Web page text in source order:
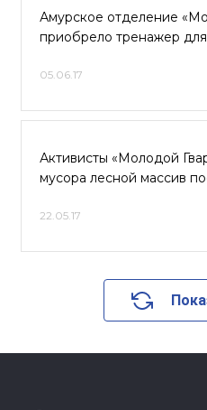
Амурское отделение
приобрело тренажер
05.06.17
Активисты «Молодой
мусора лесной массив
22.05.17